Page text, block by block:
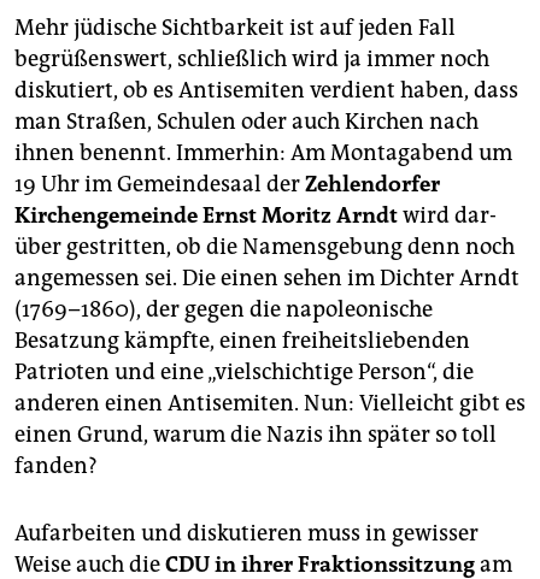
Mehr jüdische Sichtbarkeit ist auf jeden Fall
begrüßenswert, schließlich wird ja immer noch
diskutiert, ob es Antisemiten verdient haben, dass
man Straßen, Schulen oder auch Kirchen nach
ihnen benennt. Immerhin: Am Montagabend um
19 Uhr im Gemeindesaal derZehlendorfer
Kirchengemeinde Ernst Moritz Arndtwird dar­
über gestritten, ob die Namensgebung denn noch
angemessen sei. Die einen sehen im Dichter Arndt
(1769–1860), der gegen die napoleonische
Besatzung kämpfte, einen freiheitsliebenden
Patrioten und eine „vielschichtige Person“, die
anderen einen Antisemiten. Nun: Vielleicht gibt es
einen Grund, warum die Nazis ihn später so toll
fanden?
Aufarbeiten und diskutieren muss in gewisser
Weise auch dieCDU in ihrer Fraktionssitzungam